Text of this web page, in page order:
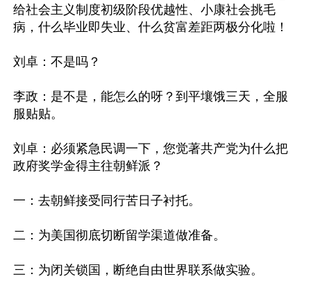
给社会主义制度初级阶段优越性、小康社会挑毛
病，什么毕业即失业、什么贫富差距两极分化啦！
刘卓：不是吗？
李政：是不是，能怎么的呀？到平壤饿三天，全服
服贴贴。
刘卓：必须紧急民调一下，您觉著共产党为什么把
政府奖学金得主往朝鲜派？
一：去朝鲜接受同行苦日子衬托。
二：为美国彻底切断留学渠道做准备。
三：为闭关锁国，断绝自由世界联系做实验。